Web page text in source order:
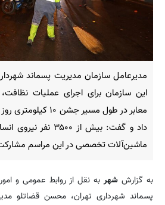
مدیرعامل سازمان مدیریت پسماند
این سازمان برای اجرای عملیات
معابر در طول مسیر
ماشین‌آلات تخصصی در این مراسم
به گزارششهر به نقل از روابط عمومی و
پسماند شهرداری تهران، محسن قضاتلو